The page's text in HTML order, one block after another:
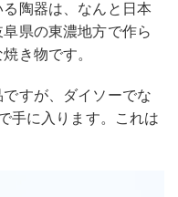
陶器は、なんと日本
県の東濃地方で作ら
き物です。
すが、ダイソーでな
手に入ります。これは